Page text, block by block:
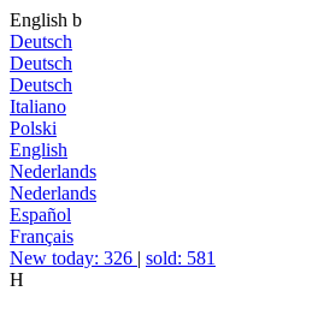
English b
Deutsch
Deutsch
Deutsch
Italiano
Polski
English
Nederlands
Nederlands
Español
Français
New today: 326 | sold: 581
H